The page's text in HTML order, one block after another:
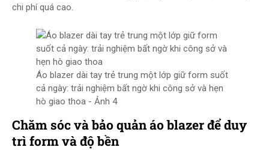
chi phí quá cao.
Áo blazer dài tay trẻ trung một lớp giữ form suốt
cả ngày: trải nghiệm bất ngờ khi công sở và hẹn
hò giao thoa - Ảnh 4
Chăm sóc và bảo quản áo blazer để duy
trì form và độ bền